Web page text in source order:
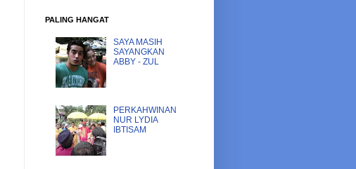
PALING HANGAT
SAYA MASIH
SAYANGKAN
ABBY - ZUL
PERKAHWINAN
NUR LYDIA
IBTISAM